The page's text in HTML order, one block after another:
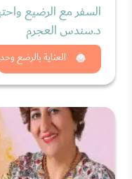
العناية بالرضع
السفر مع الرضيع
د.سندس العجرم
شاهد الان